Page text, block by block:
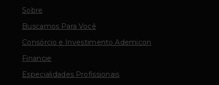
Sobre
Buscamos Para Você
Consórcio e Investimento Ademicon
Financie
Especialidades Profissionais